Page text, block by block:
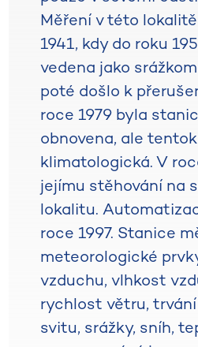
Měření v této
1941, kdy do roku
vedena jako
poté došlo k
roce 1979 byla
obnovena, ale
klimatologická. V
jejímu stěhování na
lokalitu.
roce 1997. Stanice
meteorologické
vzduchu, vlhkost
rychlost větru,
svitu, srážky, sníh,